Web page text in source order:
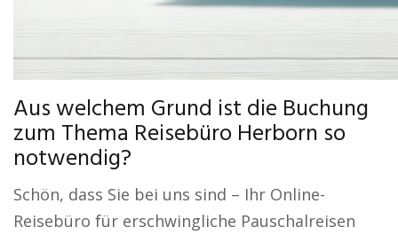
Aus welchem Grund ist die Buchung
zum Thema Reisebüro Herborn so
notwendig?
Schön, dass Sie bei uns sind – Ihr Online-
Reisebüro für erschwingliche Pauschalreisen